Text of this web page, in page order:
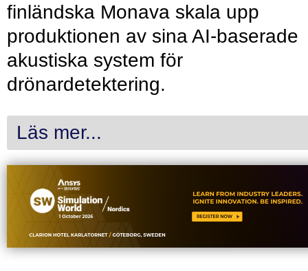
finländska Monava skala upp
produktionen av sina AI-baserade
akustiska system för
drönardetektering.
Läs mer...